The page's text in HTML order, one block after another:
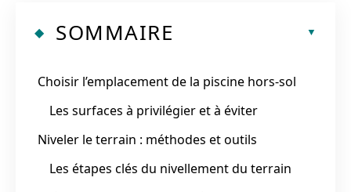
SOMMAIRE
Choisir l’emplacement de la piscine hors-sol
Les surfaces à privilégier et à éviter
Niveler le terrain : méthodes et outils
Les étapes clés du nivellement du terrain